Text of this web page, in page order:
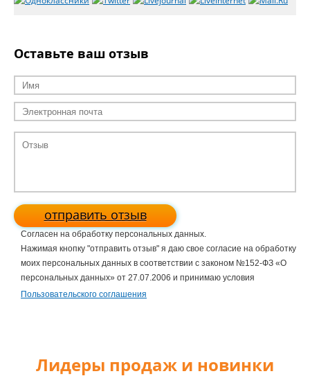
Оставьте ваш отзыв
отправить отзыв
Согласен на обработку персональных данных.
Нажимая кнопку "отправить отзыв" я даю свое согласие на обработку
моих персональных данных в соответствии с законом №152-ФЗ «О
персональных данных» от 27.07.2006 и принимаю условия
Пользовательского соглашения
Лидеры продаж и новинки